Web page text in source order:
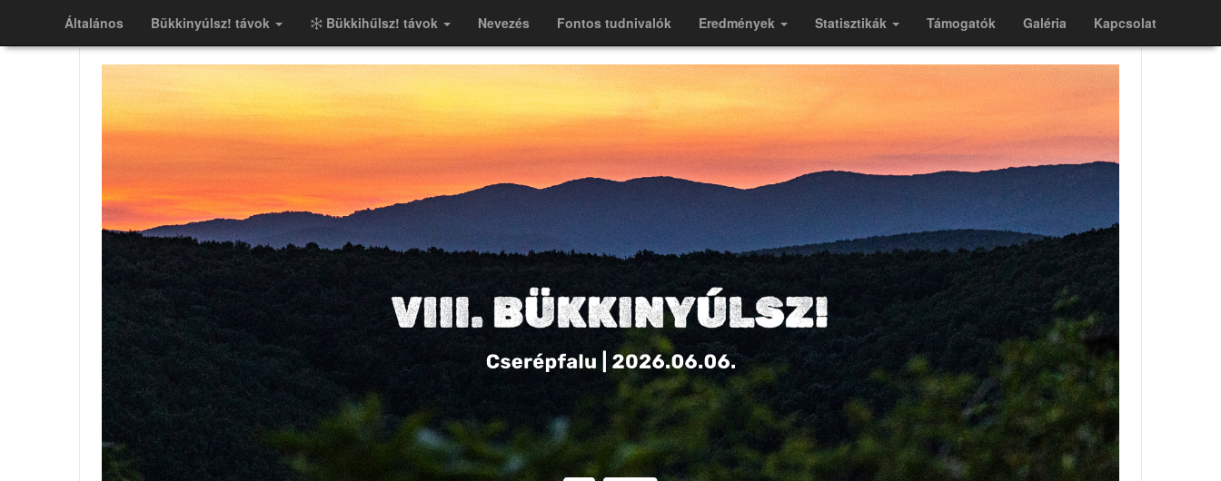
Általános Bükkinyúlsz! távok Bükkihűlsz! távok Nevezés Fontos tudnivalók Eredmények Statisztikák Támogatók Galéria Kapcsolat